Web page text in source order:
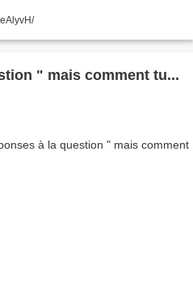
" mais comment tu...